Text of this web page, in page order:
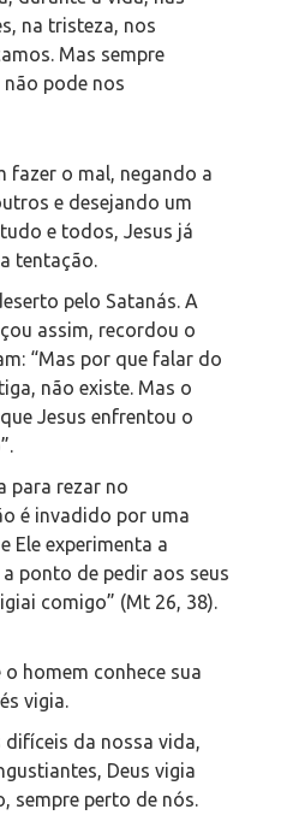
na tristeza, nos
Mas sempre
não pode nos
fazer o mal, negando a
e desejando um
e todos, Jesus já
tentação.
pelo Satanás. A
assim, recordou o
“Mas por que falar do
não existe. Mas o
Jesus enfrentou o
para rezar no
é invadido por uma
Ele experimenta a
ponto de pedir aos seus
comigo” (Mt 26, 38).
homem conhece sua
vigia.
difíceis da nossa vida,
Deus vigia
sempre perto de nós.